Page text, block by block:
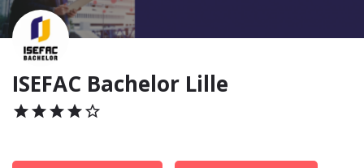
ISEFAC Bachelor Lille